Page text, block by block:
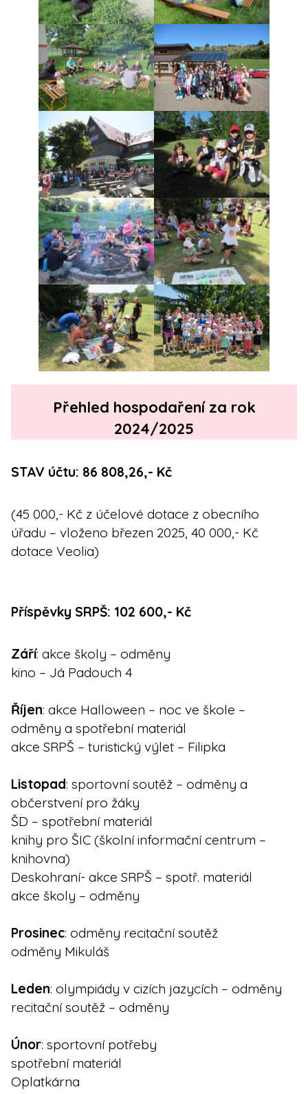
Přehled hospodaření za rok
2024/2025
STAV účtu: 86 808,26,- Kč
(45 000,- Kč z účelové dotace z obecního
úřadu – vloženo březen 2025, 40 000,- Kč
dotace Veolia)
Příspěvky SRPŠ: 102 600,- Kč
Září: akce školy – odměny
kino – Já Padouch 4
Říjen: akce Halloween – noc ve škole –
odměny a spotřební materiál
akce SRPŠ – turistický výlet – Filipka
Listopad: sportovní soutěž – odměny a
občerstvení pro žáky
ŠD – spotřební materiál
knihy pro ŠIC (školní informační centrum –
knihovna)
Deskohraní- akce SRPŠ – spotř. materiál
akce školy – odměny
Prosinec: odměny recitační soutěž
odměny Mikuláš
Leden: olympiády v cizích jazycích – odměny
recitační soutěž – odměny
Únor: sportovní potřeby
spotřební materiál
Oplatkárna